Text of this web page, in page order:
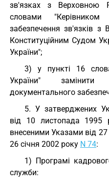
зв'язках з Верховною
словами
забезпечення зв'язків
Конституційним Судом
України";
3) у пункті 16
України" замінити
документального
5. У затверджених
від 10 листопада 1995
внесеними Указами від 27
26 січня 2002 року N 74:
1) Програмі
служби: